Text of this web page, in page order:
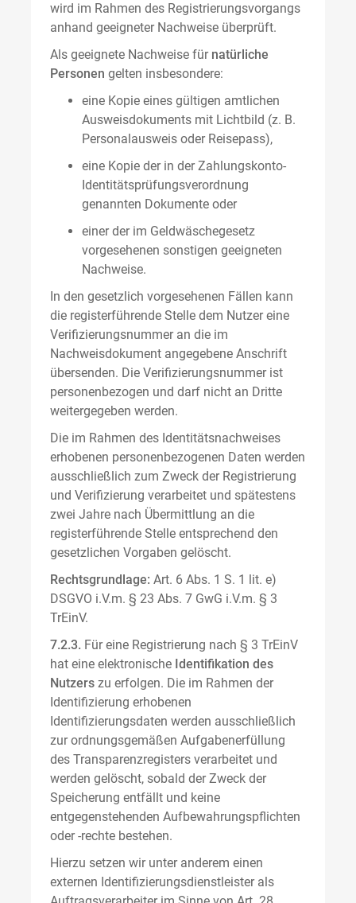
wird im Rahmen des Registrierungsvorgangs
anhand geeigneter Nachweise überprüft.
Als geeignete Nachweise für natürliche
Personen gelten insbesondere:
eine Kopie eines gültigen amtlichen
Ausweisdokuments mit Lichtbild (z. B.
Personalausweis oder Reisepass),
eine Kopie der in der Zahlungskonto-
Identitätsprüfungsverordnung
genannten Dokumente oder
einer der im Geldwäschegesetz
vorgesehenen sonstigen geeigneten
Nachweise.
In den gesetzlich vorgesehenen Fällen kann
die registerführende Stelle dem Nutzer eine
Verifizierungsnummer an die im
Nachweisdokument angegebene Anschrift
übersenden. Die Verifizierungsnummer ist
personenbezogen und darf nicht an Dritte
weitergegeben werden.
Die im Rahmen des Identitätsnachweises
erhobenen personenbezogenen Daten werden
ausschließlich zum Zweck der Registrierung
und Verifizierung verarbeitet und spätestens
zwei Jahre nach Übermittlung an die
registerführende Stelle entsprechend den
gesetzlichen Vorgaben gelöscht.
Rechtsgrundlage: Art. 6 Abs. 1 S. 1 lit. e)
DSGVO i.V.m. § 23 Abs. 7 GwG i.V.m. § 3
TrEinV.
7.2.3. Für eine Registrierung nach § 3 TrEinV
hat eine elektronische Identifikation des
Nutzers zu erfolgen. Die im Rahmen der
Identifizierung erhobenen
Identifizierungsdaten werden ausschließlich
zur ordnungsgemäßen Aufgabenerfüllung
des Transparenzregisters verarbeitet und
werden gelöscht, sobald der Zweck der
Speicherung entfällt und keine
entgegenstehenden Aufbewahrungspflichten
oder -rechte bestehen.
Hierzu setzen wir unter anderem einen
externen Identifizierungsdienstleister als